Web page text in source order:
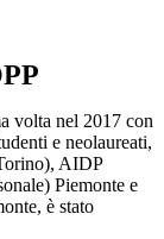
volta nel 2017 con
e neolaureati,
AIDP
Piemonte e
è stato